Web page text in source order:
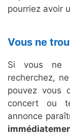
pourriez avoir
Vous ne
Si vous ne
recherchez,
pouvez vous
concert ou
annonce